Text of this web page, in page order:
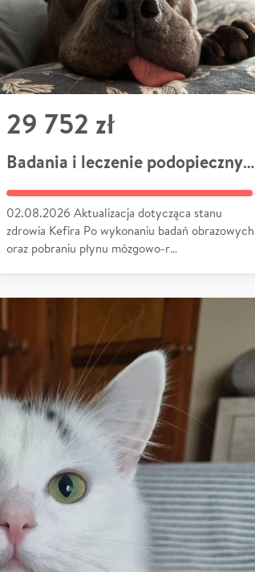
29 752 zł
Badania i leczenie podopiecznych
02.08.2026 Aktualizacja dotycząca stanu
zdrowia Kefira Po wykonaniu badań obrazowych
oraz pobraniu płynu mózgowo-r…